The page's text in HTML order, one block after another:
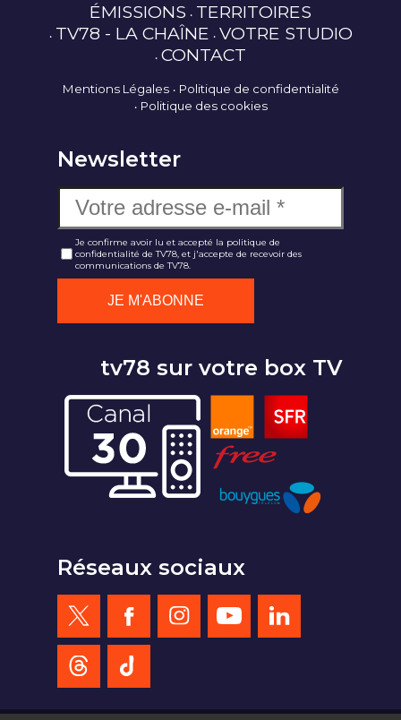
ÉMISSIONS TERRITOIRES
TV78 - LA CHAÎNE VOTRE STUDIO
CONTACT
Mentions Légales
Politique de confidentialité
Politique des cookies
Newsletter
Je confirme avoir lu et accepté la politique de
confidentialité de TV78, et j'accepte de recevoir des
communications de TV78.
tv78 sur votre box TV
Réseaux sociaux